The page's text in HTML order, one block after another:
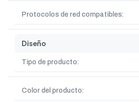
Protocolos de red compatibles:
Diseño
Tipo de producto:
Color del producto: